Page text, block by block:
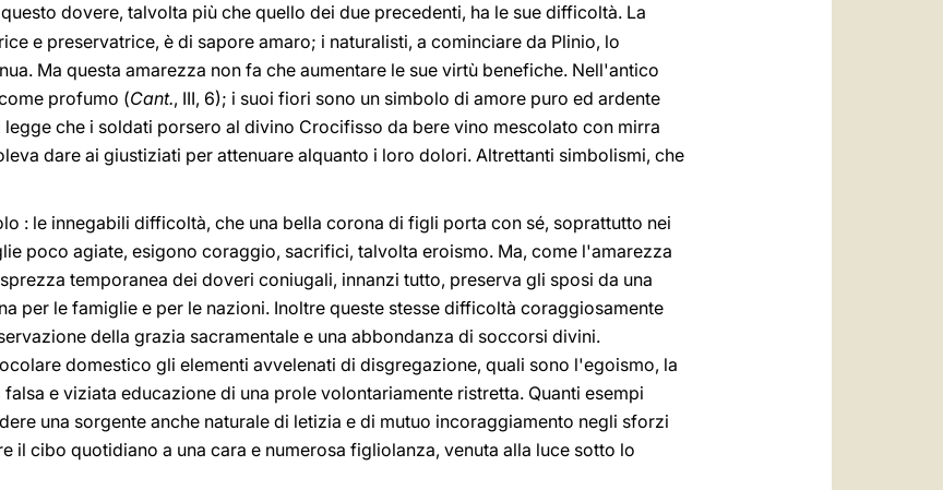
dovere, talvolta più che quello dei due precedenti, ha le sue difficoltà. La
e preservatrice, è di sapore amaro; i naturalisti, a cominciare da Plinio, lo
Ma questa amarezza non fa che aumentare le sue virtù benefiche. Nell'antico
profumo (Cant., III, 6); i suoi fiori sono un simbolo di amore puro ed ardente
legge che i soldati porsero al divino Crocifisso da bere vino mescolato con mirra
dare ai giustiziati per attenuare alquanto i loro dolori. Altrettanti simbolismi, che
: le innegabili difficoltà, che una bella corona di figli porta con sé, soprattutto nei
poco agiate, esigono coraggio, sacrifici, talvolta eroismo. Ma, come l'amarezza
temporanea dei doveri coniugali, innanzi tutto, preserva gli sposi da una
per le famiglie e per le nazioni. Inoltre queste stesse difficoltà coraggiosamente
della grazia sacramentale e una abbondanza di soccorsi divini.
domestico gli elementi avvelenati di disgregazione, quali sono l'egoismo, la
e viziata educazione di una prole volontariamente ristretta. Quanti esempi
una sorgente anche naturale di letizia e di mutuo incoraggiamento negli sforzi
il cibo quotidiano a una cara e numerosa figliolanza, venuta alla luce sotto lo